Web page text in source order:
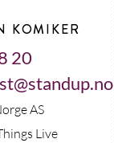
KOMIKER
20
AS
Live